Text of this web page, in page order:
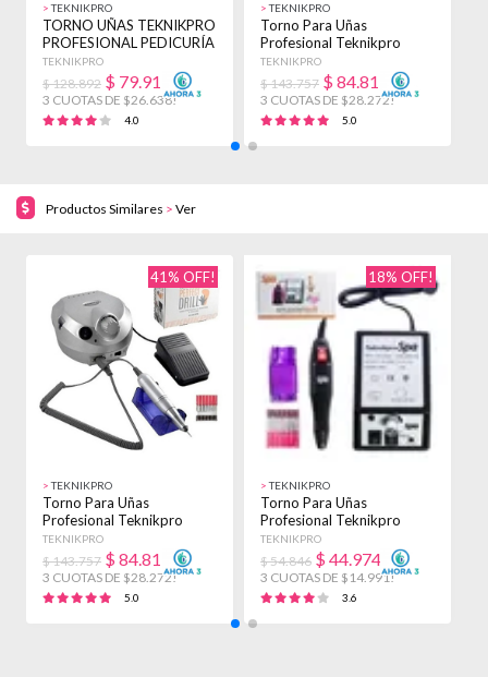
> TEKNIKPRO
TORNO UÑAS TEKNIKPRO
PROFESIONAL PEDICURÍA
MANICURÍA 288
TEKNIKPRO
$ 128.892 $ 79.913
3 CUOTAS DE $26.638!
4.0
> TEKNIKPRO
Torno Para Uñas
Profesional Teknikpro
Perfect Drill Reversa
TEKNIKPRO
$ 143.757 $ 84.817
3 CUOTAS DE $28.272!
5.0
Productos Similares > Ver
41% OFF!
> TEKNIKPRO
Torno Para Uñas
Profesional Teknikpro
Perfect Drill Reversa
TEKNIKPRO
$ 143.757 $ 84.817
3 CUOTAS DE $28.272!
5.0
18% OFF!
> TEKNIKPRO
Torno Para Uñas
Profesional Teknikpro
Student Manicuria Uñas
TEKNIKPRO
$ 54.846 $ 44.974
3 CUOTAS DE $14.991!
3.6